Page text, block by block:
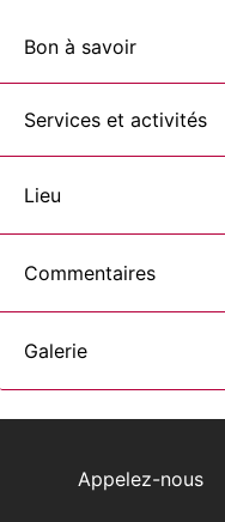
Bon à savoir
Services et activités
Lieu
Commentaires
Galerie
Appelez-nous